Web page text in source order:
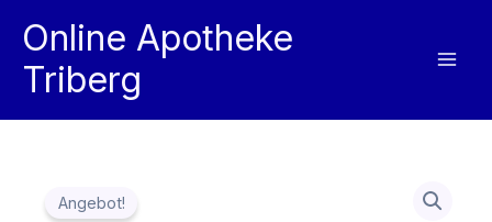
Inhalt
springen
Online Apotheke
Triberg
Angebot!